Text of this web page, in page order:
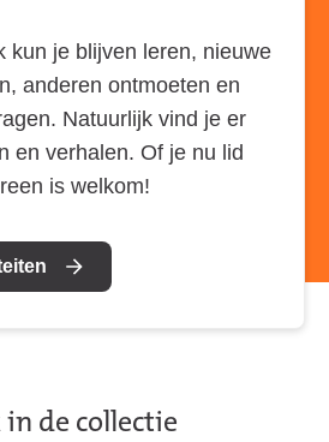
kun je blijven leren, nieuwe
anderen ontmoeten en
Natuurlijk vind je er
en verhalen. Of je nu lid
is welkom!
in de collectie